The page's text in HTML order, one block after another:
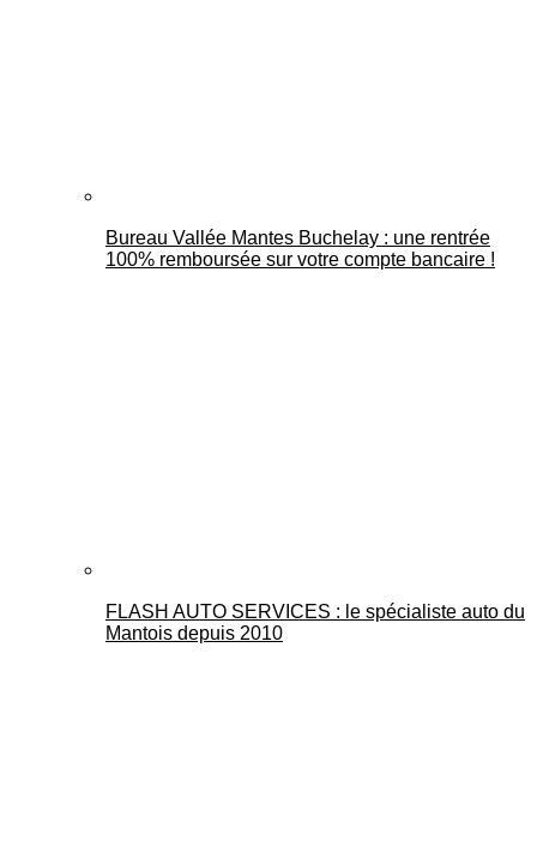
Bureau Vallée Mantes Buchelay : une rentrée
100% remboursée sur votre compte bancaire !
FLASH AUTO SERVICES : le spécialiste auto du
Mantois depuis 2010